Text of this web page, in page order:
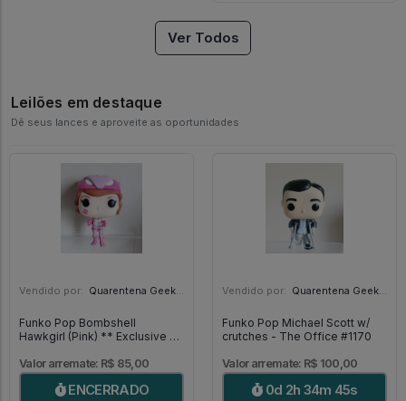
Ver Todos
Leilões em destaque
Dê seus lances e aproveite as oportunidades
Vendido por: Quarentena Geek Store - SP
Funko Pop Bombshell
Hawkgirl (Pink) ** Exclusive at
Valor arremate: R$ 85,00
ENCERRADO
Vendido por: Quarentena Geek Store - SP
Funko Pop Michael Scott w/
crutches - The Office #1170
Valor arremate: R$ 100,00
0d 2h 34m 44s